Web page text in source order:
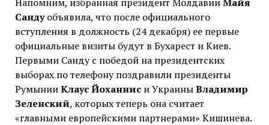
Сандуобъявила, что после официального
вступления в должность (24 декабря) ее первые
официальные визиты будут в Бухарест и Киев.
Первыми Санду с победой на президентских
выборах по телефону поздравили президенты
РумынииКлаус Йоханниси УкраиныВладимир
Зеленский, которых теперь она считает
«главными европейскими партнерами» Кишинева.